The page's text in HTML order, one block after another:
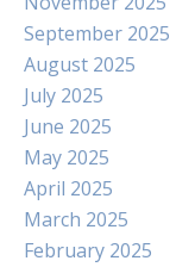
September 2025
August 2025
July 2025
June 2025
May 2025
April 2025
March 2025
February 2025